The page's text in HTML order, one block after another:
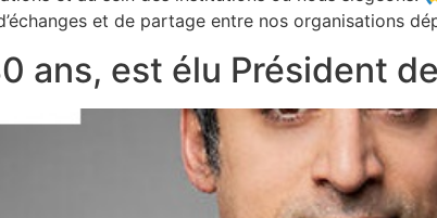
et de partage entre nos organisations
ans, est élu Président